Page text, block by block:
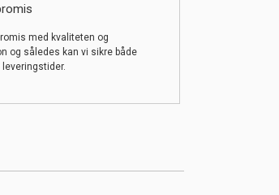
med kvaliteten og
og således kan vi sikre både